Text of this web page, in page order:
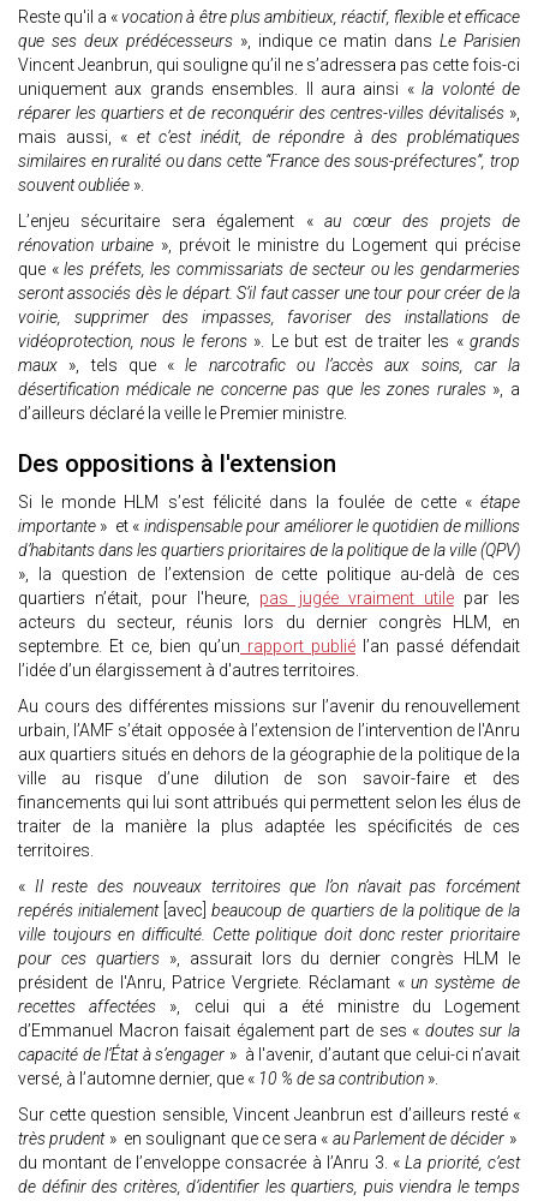
Reste qu'il a «vocation à être plus ambitieux, réactif, flexible et efficace
que ses deux prédécesseurs», indique ce matin dansLe Parisien
Vincent Jeanbrun, qui souligne qu’il ne s’adressera pas cette fois-ci
uniquement aux grands ensembles. Il aura ainsi «la volonté de
réparer les quartiers et de reconquérir des centres-villes dévitalisés»,
mais aussi, « et c’est inédit, de répondre à des problématiques
similaires en ruralité ou dans cette “France des sous-préfectures”, trop
souvent oubliée ».
L’enjeu sécuritaire sera également «au cœur des projets de
rénovation urbaine », prévoit le ministre du Logement qui précise
que «les préfets, les commissariats de secteur ou les gendarmeries
seront associés dès le départ. S’il faut casser une tour pour créer de la
voirie, supprimer des impasses, favoriser des installations de
vidéoprotection, nous le ferons ». Le but est de traiter les « grands
maux », tels que « le narcotrafic ou l’accès aux soins, car la
désertification médicale ne concerne pas que les zones rurales», a
d’ailleurs déclaré la veille le Premier ministre.
Des oppositions à l'extension
Si le monde HLM s’est félicité dans la foulée de cette « étape
importante » et « indispensable pour améliorer le quotidien de millions
d’habitants dans les quartiers prioritaires de la politique de la ville (QPV)
», la question de l’extension de cette politique au-delà de ces
quartiers n’était, pour l'heure, pas jugée vraiment utilepar les
acteurs du secteur, réunis lors du dernier congrès HLM, en
septembre. Et ce, bien qu’un rapport publié l’an passé défendait
l’idée d’un élargissement à d'autres territoires.
Au cours des différentes missions sur l’avenir du renouvellement
urbain, l’AMF s’était opposée à l’extension de l’intervention de l'Anru
aux quartiers situés en dehors de la géographie de la politique de la
ville au risque d’une dilution de son savoir-faire et des
financements qui lui sont attribués qui permettent selon les élus de
traiter de la manière la plus adaptée les spécificités de ces
territoires.
« Il reste des nouveaux territoires que l’on n’avait pas forcément
repérés initialement[avec] beaucoup de quartiers de la politique de la
ville toujours en difficulté. Cette politique doit donc rester prioritaire
pour ces quartiers», assurait lors du dernier congrès HLM le
président de l'Anru, Patrice Vergriete. Réclamant «un système de
recettes affectées », celui qui a été ministre du Logement
d’Emmanuel Macron faisait également part de ses « doutes sur la
capacité de l’État à s’engager » à l'avenir, d’autant que celui-ci n’avait
versé, à l’automne dernier, que « 10 % de sa contribution ».
Sur cette question sensible, Vincent Jeanbrun est d’ailleurs resté «
très prudent » en soulignant que ce sera « au Parlement de décider »
du montant de l’enveloppe consacrée à l’Anru 3. «La priorité, c’est
de définir des critères, d’identifier les quartiers, puis viendra le temps